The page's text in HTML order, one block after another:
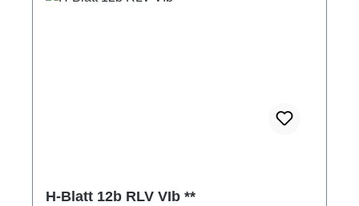
H-Blatt 12b RLV VIb **